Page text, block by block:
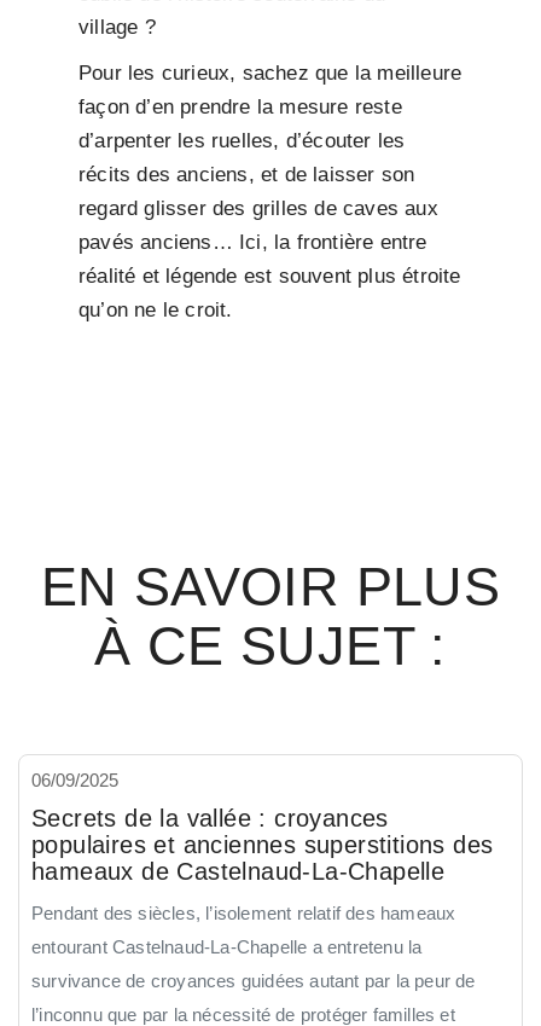
village ?
Pour les curieux, sachez que la meilleure
façon d’en prendre la mesure reste
d’arpenter les ruelles, d’écouter les
récits des anciens, et de laisser son
regard glisser des grilles de caves aux
pavés anciens… Ici, la frontière entre
réalité et légende est souvent plus étroite
qu’on ne le croit.
EN SAVOIR PLUS
À CE SUJET :
06/09/2025
Secrets de la vallée : croyances
populaires et anciennes superstitions des
hameaux de Castelnaud-La-Chapelle
Pendant des siècles, l’isolement relatif des hameaux
entourant Castelnaud-La-Chapelle a entretenu la
survivance de croyances guidées autant par la peur de
l’inconnu que par la nécessité de protéger familles et